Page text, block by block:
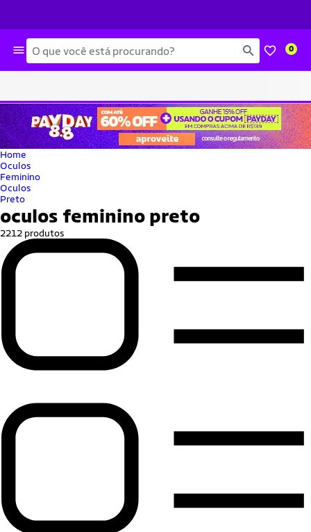
Busca 0
Home
Oculos
Feminino
Oculos
Preto
oculos feminino preto
2212 produtos